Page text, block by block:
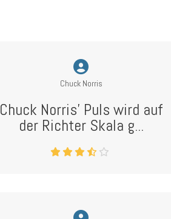
Chuck Norris
Chuck Norris’ Puls wird auf
der Richter Skala g...